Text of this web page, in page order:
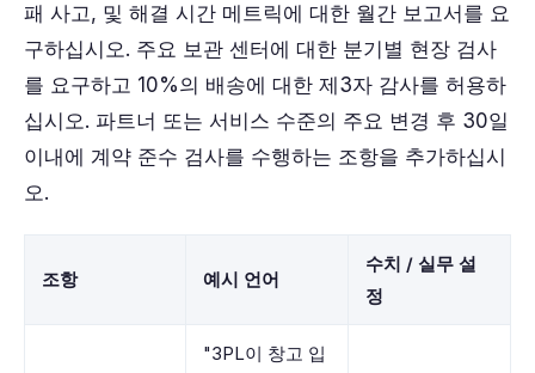
패 사고, 및 해결 시간 메트릭에 대한 월간 보고서를 요
구하십시오. 주요 보관 센터에 대한 분기별 현장 검사
를 요구하고 10%의 배송에 대한 제3자 감사를 허용하
십시오. 파트너 또는 서비스 수준의 주요 변경 후 30일
이내에 계약 준수 검사를 수행하는 조항을 추가하십시
오.
조항 예시 언어
수치 / 실무 설
정
"3PL이 창고 입